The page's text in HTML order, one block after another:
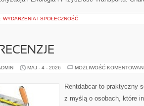
WYDARZENIA I SPOŁECZNOŚĆ
MAJ - 4 - 2026 MOŻLIWOŚĆ
Rentdabcar to praktyczny
z myślą o osobach, które